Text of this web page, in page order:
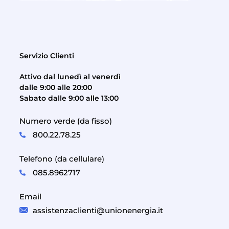
Servizio Clienti
Attivo dal lunedì al venerdì
dalle 9:00 alle 20:00
Sabato dalle 9:00 alle 13:00
Numero verde (da fisso)
800.22.78.25
Telefono (da cellulare)
085.8962717
Email
assistenzaclienti@unionenergia.it